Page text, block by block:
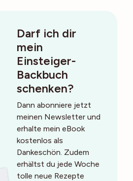
Darf ich dir
mein
Einsteiger-
Backbuch
schenken?
Dann abonniere jetzt
meinen Newsletter und
erhalte mein eBook
kostenlos als
Dankeschön. Zudem
erhältst du jede Woche
tolle neue Rezepte